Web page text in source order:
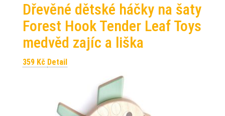
Dřevěné dětské háčky na šaty
Forest Hook Tender Leaf Toys
medvěd zajíc a liška
359 Kč Detail